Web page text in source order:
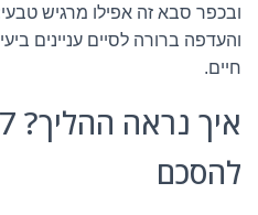
ובכפר סבא זה אפילו מרגיש
והעדפה ברורה לסיים עניינים
חיים.
להסכם